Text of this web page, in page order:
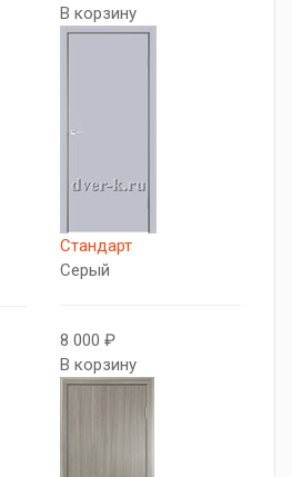
В корзину
Стандарт
Серый
8 000 ₽
В корзину